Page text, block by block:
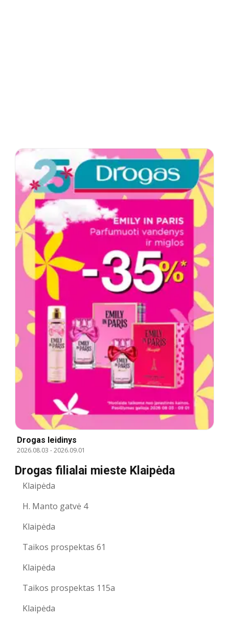
Drogas leidinys
2026.08.03 -2026.09.01
Drogas filialai mieste Klaipėda
Klaipėda
H. Manto gatvė 4
Klaipėda
Taikos prospektas 61
Klaipėda
Taikos prospektas 115a
Klaipėda